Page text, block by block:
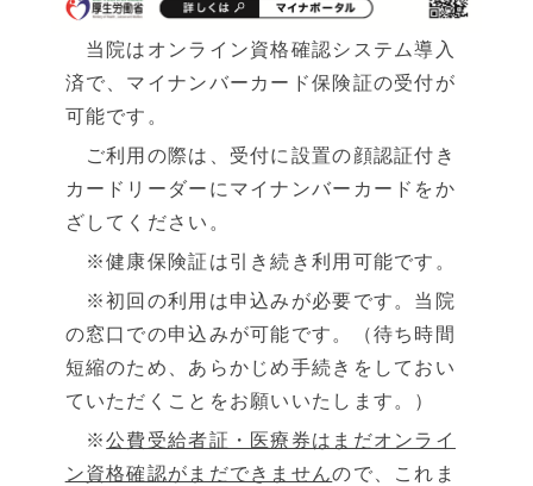
当院はオンライン資格確認システム導入
済で、マイナンバーカード保険証の受付が
可能です。
ご利用の際は、受付に設置の顔認証付き
カードリーダーにマイナンバーカードをか
ざしてください。
※健康保険証は引き続き利用可能です。
※初回の利用は申込みが必要です。当院
の窓口での申込みが可能です。（待ち時間
短縮のため、あらかじめ手続きをしておい
ていただくことをお願いいたします。）
※公費受給者証・医療券はまだオンライ
ン資格確認がまだできませんので、これま
ご挨拶 院長ブログ
クリニック紹介
当院の特徴 院内写真
設備と検査
当院の取り組み・院内掲示